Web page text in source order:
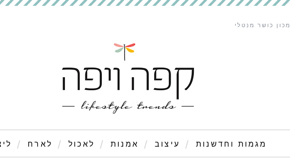
מכון כושר מנטלי
מגמות וחדשנות עיצוב אמנות לאכול לארח